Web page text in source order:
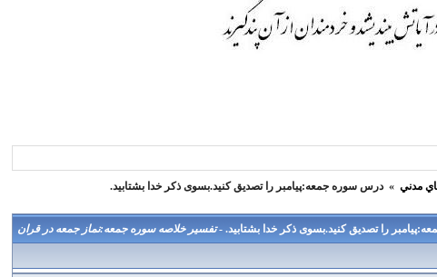
مدني » درس سوره جمعه:پیامبر را تصدیق کنید.بسوی ذکر خدا بشتابید.
را تصدیق کنید.بسوی ذکر خدا بشتابید. -تفسير خلاصه سوره جمعه:نماز جمعه در قران